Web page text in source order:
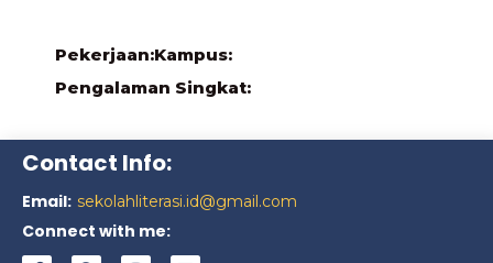
Pekerjaan:Kampus:
Pengalaman Singkat:
Contact Info:
Email: sekolahliterasi.id@gmail.com
Connect with me: